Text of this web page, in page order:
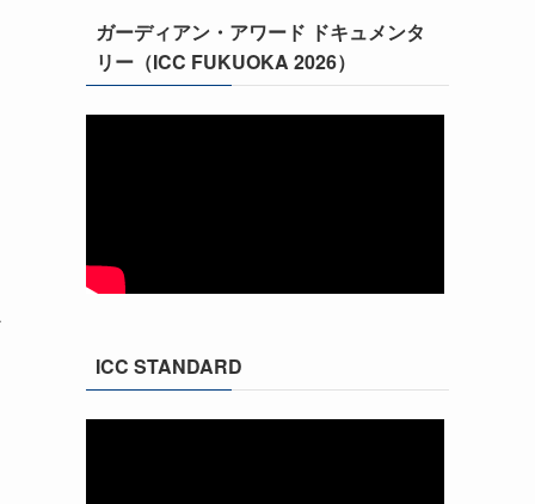
ガーディアン・アワード ドキュメンタ
リー（ICC FUKUOKA 2026）
ICC STANDARD